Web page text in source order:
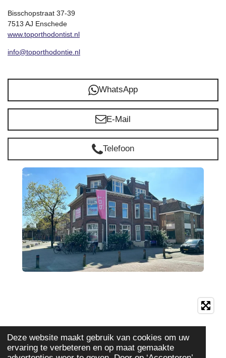
Deze website maakt gebruik van cookies om uw
ervaring te verbeteren en op maat gemaakte
Bisschopstraat 37-39
7513 AJ Enschede
www.toporthodontist.nl
info@toporthodontie.nl
WhatsApp
E-Mail
Telefoon